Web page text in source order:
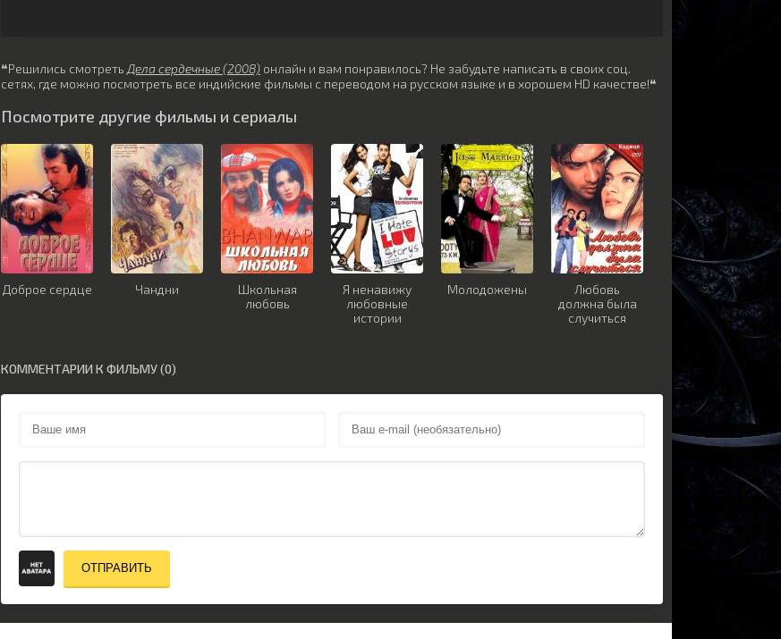
❝Решились смотреть Дела сердечные (2008) онлайн и вам понравилось? Не забудьте написать в своих соц.
сетях, где можно посмотреть все индийские фильмы с переводом на русском языке и в хорошем HD качестве!❝
Посмотрите другие фильмы и сериалы
Доброе сердце Чандни
Школьная
любовь
Я ненавижу
любовные
истории
Молодожены
Любовь
должна была
случиться
КОММЕНТАРИИ К ФИЛЬМУ (0)
ОТПРАВИТЬ